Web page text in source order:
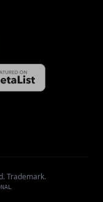
Trademark.